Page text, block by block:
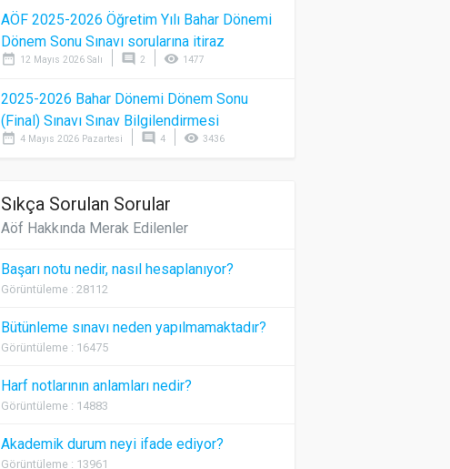
AÖF 2025-2026 Öğretim Yılı Bahar Dönemi
Dönem Sonu Sınavı sorularına itiraz
date_range 12 Mayıs 2026 Salı comment 2 visibility 1477
2025-2026 Bahar Dönemi Dönem Sonu
(Final) Sınavı Sınav Bilgilendirmesi
date_range 4 Mayıs 2026 Pazartesi comment 4 visibility 3436
Sıkça Sorulan Sorular
Aöf Hakkında Merak Edilenler
Başarı notu nedir, nasıl hesaplanıyor?
Görüntüleme : 28112
Bütünleme sınavı neden yapılmamaktadır?
Görüntüleme : 16475
Harf notlarının anlamları nedir?
Görüntüleme : 14883
Akademik durum neyi ifade ediyor?
Görüntüleme : 13961